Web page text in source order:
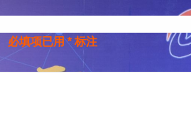
必填项已用* 标注